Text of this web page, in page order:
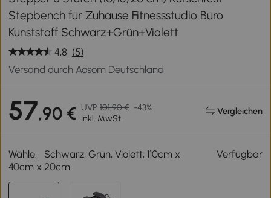
Stepbench für Zuhause Fitnessstudio Büro
Kunststoff Schwarz+Grün+Violett
4,8 (5)
Versand durch Aosom Deutschland
57,90 € UVP 101,90 € -43%
Inkl. MwSt.
Vergleichen
Wähle:
Schwarz, Grün, Violett, 110cm x
40cm x 20cm
Verfügbar